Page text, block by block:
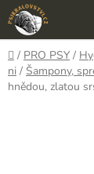
Přejít
na
obsah
Domů
/ PRO PSY /
ni / Šampony,
hnědou, zlatou